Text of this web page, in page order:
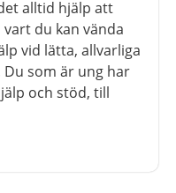
alltid hjälp att
du kan vända
vid lätta, allvarliga
som är ung har
och stöd, till